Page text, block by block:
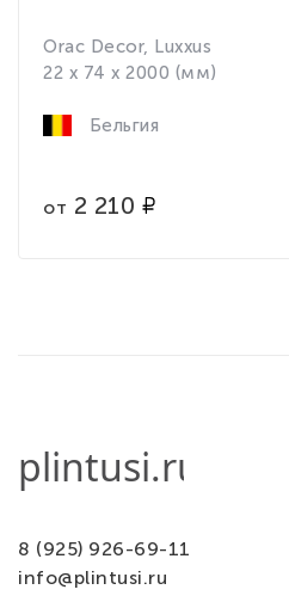
Orac Decor, Luxxus
22 x 74 x 2000 (мм)
Бельгия
от 2 210
8 (925) 926-69-11
info@plintusi.ru